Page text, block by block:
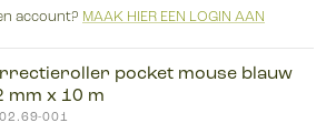
account? MAAK HIER EEN LOGIN AAN
pocket mouse blauw
mm x 10 m
001